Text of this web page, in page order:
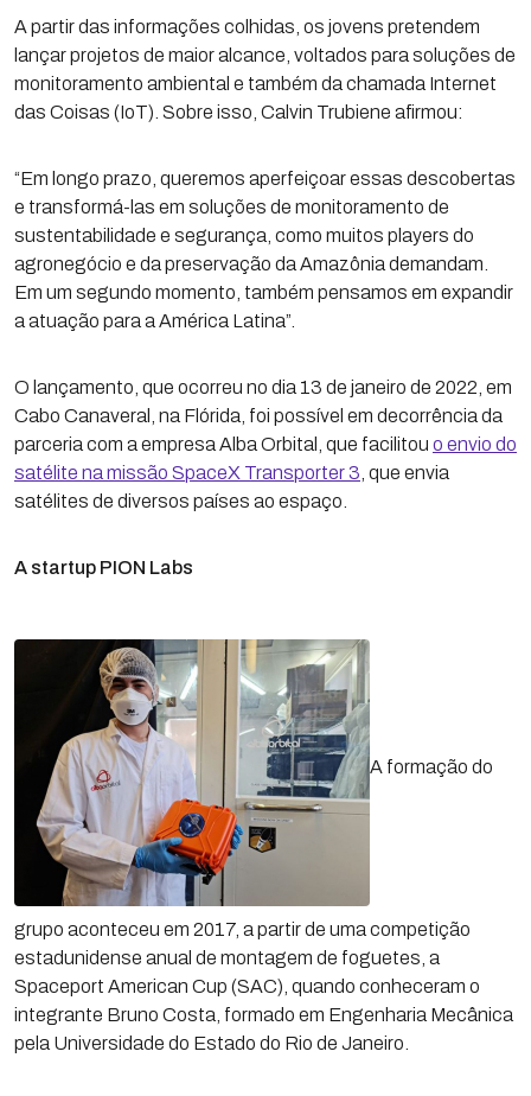
A partir das informações colhidas, os jovens pretendem
lançar projetos de maior alcance, voltados para soluções de
monitoramento ambiental e também da chamada Internet
das Coisas (IoT). Sobre isso, Calvin Trubiene afirmou:
“Em longo prazo, queremos aperfeiçoar essas descobertas
e transformá-las em soluções de monitoramento de
sustentabilidade e segurança, como muitos players do
agronegócio e da preservação da Amazônia demandam.
Em um segundo momento, também pensamos em expandir
a atuação para a América Latina”.
O lançamento, que ocorreu no dia 13 de janeiro de 2022, em
Cabo Canaveral, na Flórida, foi possível em decorrência da
parceria com a empresa Alba Orbital, que facilitou o envio do
satélite na missão SpaceX Transporter 3 , que envia
satélites de diversos países ao espaço.
A startup PION Labs
A formação do
grupo aconteceu em 2017, a partir de uma competição
estadunidense anual de montagem de foguetes, a
Spaceport American Cup (SAC), quando conheceram o
integrante Bruno Costa, formado em Engenharia Mecânica
pela Universidade do Estado do Rio de Janeiro.